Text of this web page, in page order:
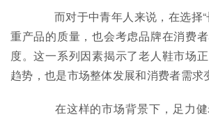
而对于中青年人来说，在选择“
重产品的质量，也会考虑品牌在消费
度。这一系列因素揭示了老人鞋市场
趋势，也是市场整体发展和消费者需求
在这样的市场背景下，足力健